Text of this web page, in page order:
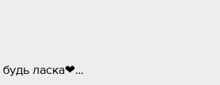
ласка❤...